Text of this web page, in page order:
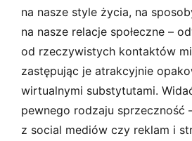
na nasze style życia, na
na nasze relacje społeczne –
od rzeczywistych kontaktów
zastępując je atrakcyjnie
wirtualnymi substytutami.
pewnego rodzaju sprzeczność
z social mediów czy reklam i